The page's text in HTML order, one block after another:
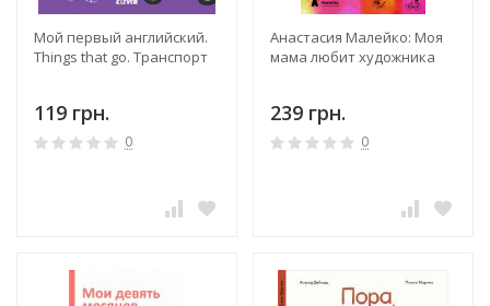
Мой первый английский.
Things that go. Транспорт
119 грн.
0
Анастасия Малейко: Моя
мама любит художника
239 грн.
0